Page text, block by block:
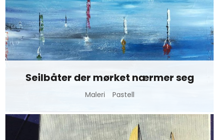
Seilbåter der mørket nærmer seg
Maleri Pastell